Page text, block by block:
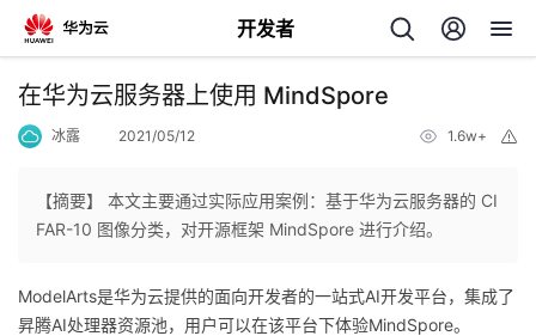
开发者
返
个
在华为云服务器上使用 MindSpore
冰露 2021/05/12 1.6w+
【摘要】 本文主要通过实际应用案例：基于华为云服务器的 CI
FAR-10 图像分类，对开源框架 MindSpore 进行介绍。
ModelArts是华为云提供的面向开发者的一站式AI开发平台，集成了
昇腾AI处理器资源池，用户可以在该平台下体验MindSpore。